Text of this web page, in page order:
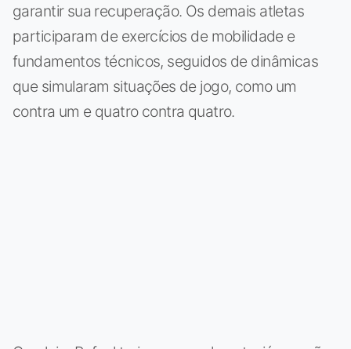
garantir sua recuperação. Os demais atletas
participaram de exercícios de mobilidade e
fundamentos técnicos, seguidos de dinâmicas
que simularam situações de jogo, como um
contra um e quatro contra quatro.